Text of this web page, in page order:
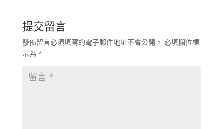
提交留言
發佈留言必須填寫的電子郵件地址不會公開。 必填欄位標
示為 *